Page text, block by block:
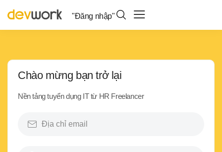
"Đăng nhập"
Chào mừng bạn trở lại
Nền tảng tuyển dụng IT từ HR Freelancer